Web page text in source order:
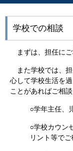
学校での相談
まずは、担任にご
また学校では、担
心して学校生活を
ことがあればご相談
○学年主任、
○学校カウ
リント等でご